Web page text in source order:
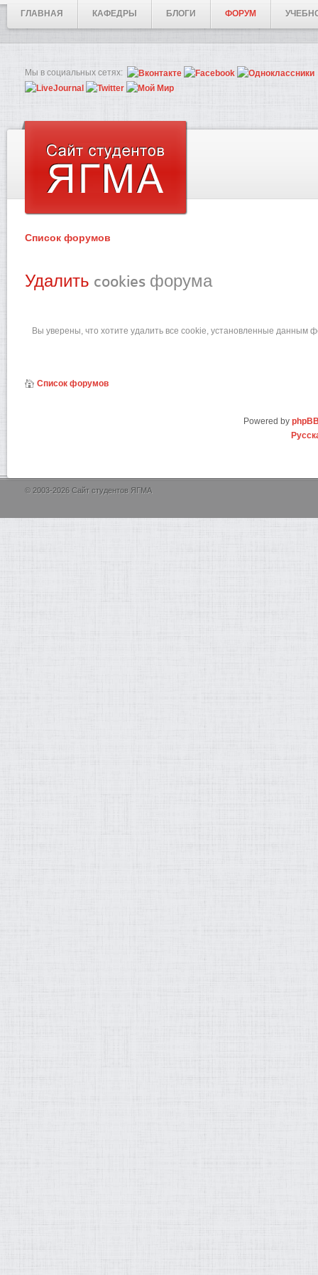
ГЛАВНАЯ КАФЕДРЫ БЛОГИ ФОРУМ
Мы в социальных сетях:
Список форумов
Удалить cookies форума
Вы уверены, что хотите удалить все cookie, установленные данным
Список форумов
Powered by
© 2003-2026 Сайт студентов ЯГМА